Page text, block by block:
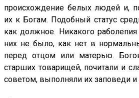
происхождение белых людей и,
их к Богам. Подобный статус
как должное. Никакого
них не было, как нет в
перед отцом или матерью.
старших товарищей, почитали и
советом, выполняли их заповеди